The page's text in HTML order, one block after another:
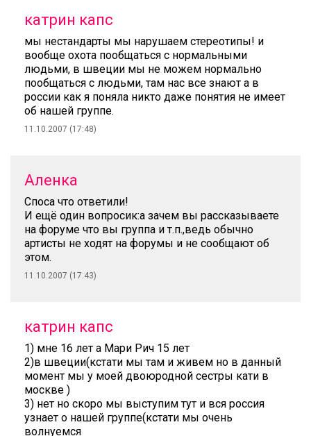
катрин капс
мы нестандарты мы нарушаем стереотипы! и
вообще охота пообщаться с нормальными
людьми, в швеции мы не можем нормально
пообщаться с людьми, там нас все знают а в
россии как я поняла никто даже понятия не имеет
об нашей группе.
11.10.2007 (17:48)
Аленка
Споса что ответили!
И ещё один вопросик:а зачем вы рассказываете
на форуме что вы группа и т.п.,ведь обычно
артисты не ходят на форумы и не сообщают об
этом.
11.10.2007 (17:43)
катрин капс
1) мне 16 лет а Мари Рич 15 лет
2)в швеции(кстати мы там и живем но в данный
момент мы у моей двоюродной сестры кати в
москве )
3) нет но скоро мы выступим тут и вся россия
узнает о нашей группе(кстати мы очень
волнуемся